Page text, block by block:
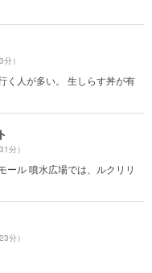
分）
く人が多い。 生しらす丼が有
分）
ール 噴水広場では、ルクリリ
分）